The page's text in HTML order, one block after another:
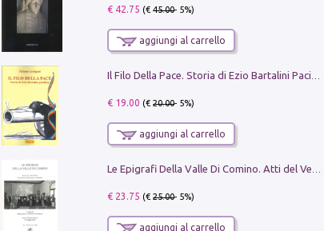
€ 42.75 (€45.00- 5%)
aggiungi al carrello
€ 19.00 (€20.00- 5%)
aggiungi al carrello
€ 23.75 (€25.00- 5%)
aggiungi al carrello